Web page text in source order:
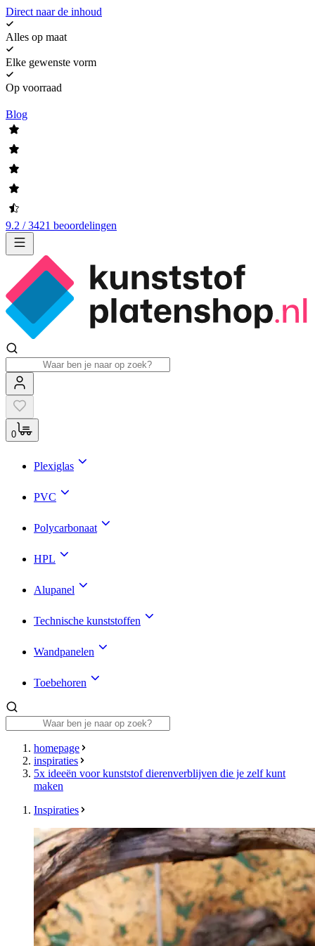
Direct naar de inhoud
Alles op maat
Elke gewenste vorm
Op voorraad
Blog
9.2 / 3421 beoordelingen
0
Plexiglas
PVC
Polycarbonaat
HPL
Alupanel
Technische kunststoffen
Wandpanelen
Toebehoren
homepage
inspiraties
5x ideeën voor kunststof dierenverblijven die je zelf kunt
maken
Inspiraties